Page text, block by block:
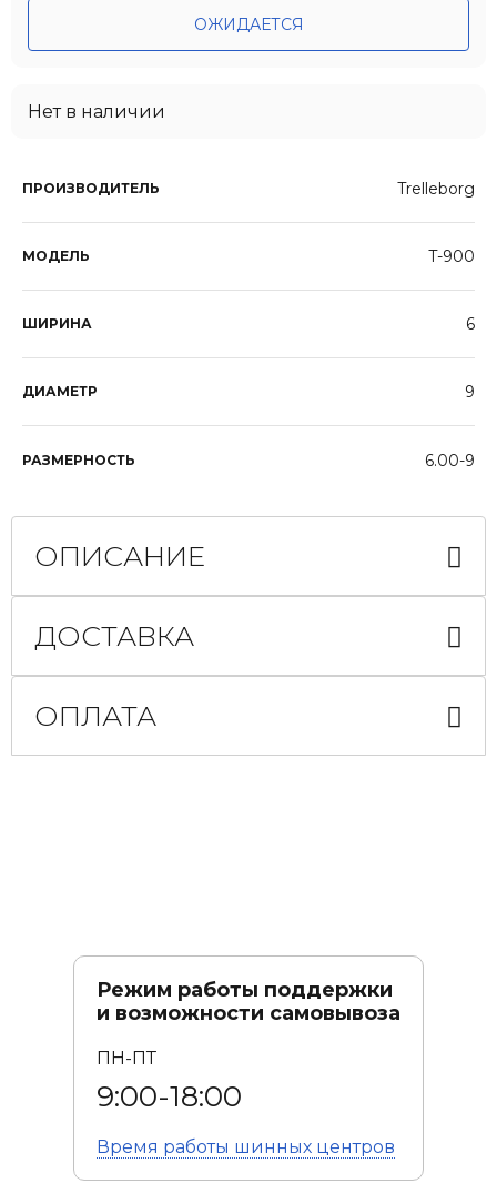
ПРОИЗВОДИТЕЛЬ Trelleborg
МОДЕЛЬ T-900
ШИРИНА 6
ДИАМЕТР 9
РАЗМЕРНОСТЬ 6.00-9
ОЖИДАЕТСЯ
Нет в наличии
ОПИСАНИЕ
ДОСТАВКА
ОПЛАТА
Режим работы поддержки
и возможности самовывоза
ПН-ПТ
9:00-18:00
Время работы шинных центров